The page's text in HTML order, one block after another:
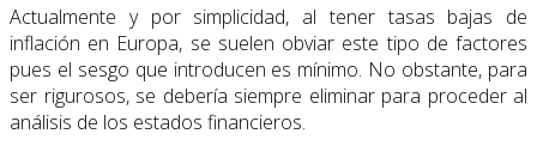
Actualmente y por simplicidad, al tener tasas bajas de
inflación en Europa, se suelen obviar este tipo de factores
pues el sesgo que introducen es mínimo. No obstante, para
ser rigurosos, se debería siempre eliminar para proceder al
análisis de los estados financieros.